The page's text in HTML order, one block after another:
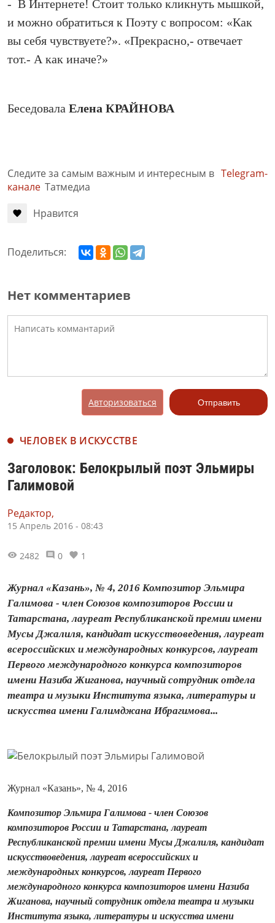
- В Интернете! Стоит только кликнуть мышкой,
и можно обратиться к Поэту с вопросом: «Как
вы себя чувствуете?». «Прекрасно,- отвечает
тот.- А как иначе?»
Беседовала Елена КРАЙНОВА
Следите за самым важным и интересным в Telegram-
канале Татмедиа
Нравится
Поделиться:
Нет комментариев
Авторизоваться Отправить
ЧЕЛОВЕК В ИСКУССТВЕ
Заголовок: Белокрылый поэт Эльмиры
Галимовой
Редактор,
15 Апрель 2016 - 08:43
2482 0 1
Журнал «Казань», № 4, 2016 Композитор Эльмира
Галимова - член Союзов композиторов России и
Татарстана, лауреат Республиканской премии имени
Мусы Джалиля, кандидат искусствоведения, лауреат
всероссийских и международных конкурсов, лауреат
Первого международного конкурса композиторов
имени Назиба Жиганова, научный сотрудник отдела
театра и музыки Института языка, литературы и
искусства имени Галимджана Ибрагимова...
Журнал «Казань», № 4, 2016
Композитор Эльмира Галимова - член Союзов
композиторов России и Татарстана, лауреат
Республиканской премии имени Мусы Джалиля, кандидат
искусствоведения, лауреат всероссийских и
международных конкурсов, лауреат Первого
международного конкурса композиторов имени Назиба
Жиганова, научный сотрудник отдела театра и музыки
Института языка, литературы и искусства имени